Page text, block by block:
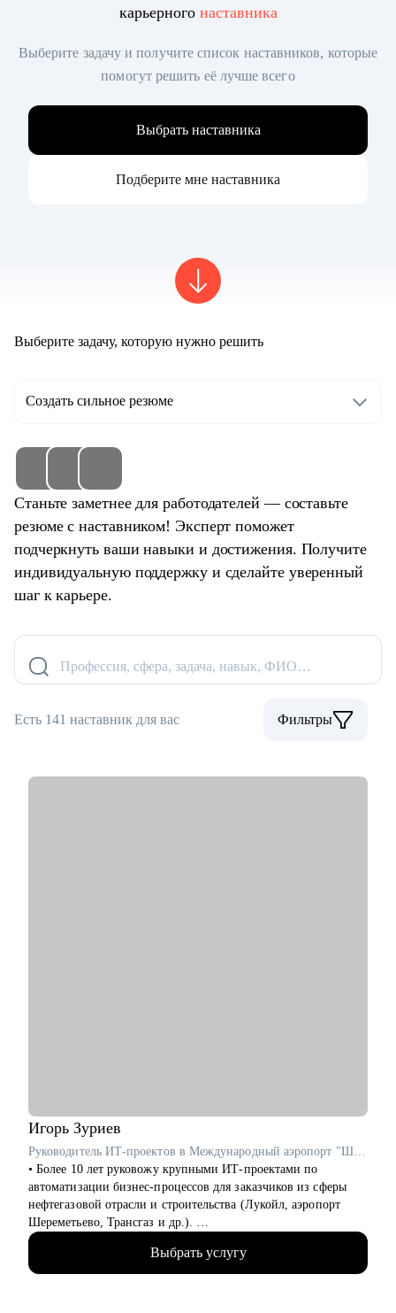
карьерного наставника
Выберите задачу и получите список наставников, которые
помогут решить её лучше всего
Выбрать наставника
Подберите мне наставника
Выберите задачу, которую нужно решить
Создать сильное резюме
Станьте заметнее для работодателей — составьте
резюме с наставником! Эксперт поможет
подчеркнуть ваши навыки и достижения. Получите
индивидуальную поддержку и сделайте уверенный
шаг к карьере.
Профессия, сфера, задача, навык, ФИО…
Есть 141 наставник для вас Фильтры
Игорь Зуриев
Руководитель ИТ-проектов в Международный аэропорт "Шереметьево" / ex-Лукойл
• Более 10 лет руковожу крупными ИТ-проектами по
автоматизации бизнес-процессов для заказчиков из сферы
нефтегазовой отрасли и строительства (Лукойл, аэропорт
Шереметьево, Трансгаз и др.).
• Принимал участие в реализации крупных ИТ-проектов по
разработке цифровых продуктов.
• Руковожу проектами по автоматизации бизнеса и внедрения
Выбрать услугу